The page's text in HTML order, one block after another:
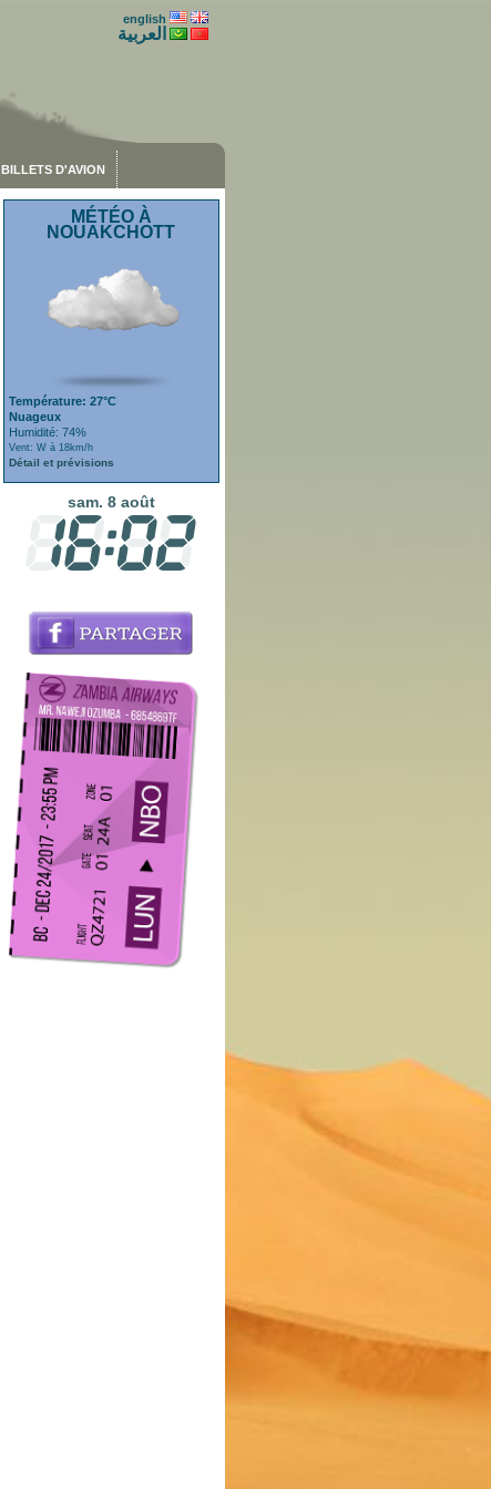
english
العربية
BILLETS D'AVION
MÉTÉO À
NOUAKCHOTT
Température: 27°C
Nuageux
Humidité: 74%
Vent: W à 18km/h
Détail et prévisions
sam. 8 août